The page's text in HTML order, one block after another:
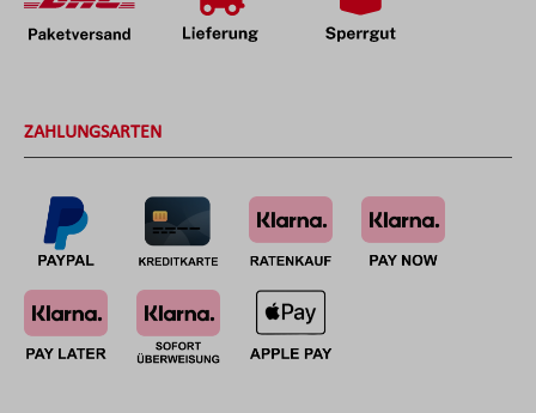
ZAHLUNGSARTEN